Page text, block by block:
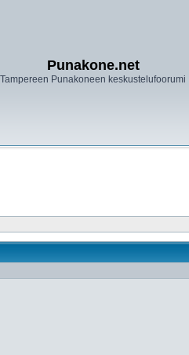
Punakone.net
Tampereen Punakoneen keskustelufoorumi